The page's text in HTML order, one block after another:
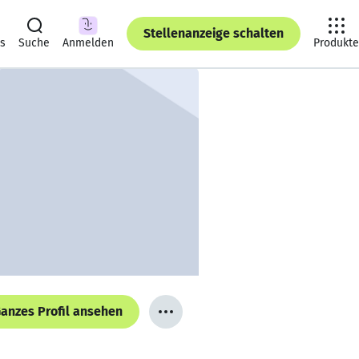
Suche Anmelden
Stellenanzeige schalten
Produkte
Profil ansehen